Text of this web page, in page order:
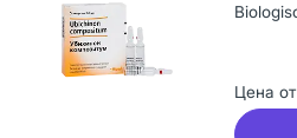
Цена от